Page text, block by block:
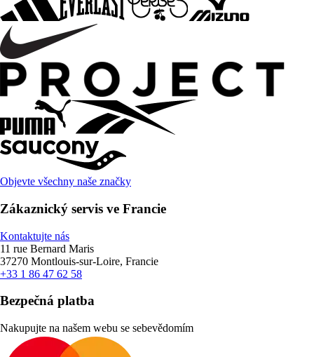
Objevte všechny naše značky
Zákaznický servis ve Francie
Kontaktujte nás
11 rue Bernard Maris
37270 Montlouis-sur-Loire, Francie
+33 1 86 47 62 58
Bezpečná platba
Nakupujte na našem webu se sebevědomím